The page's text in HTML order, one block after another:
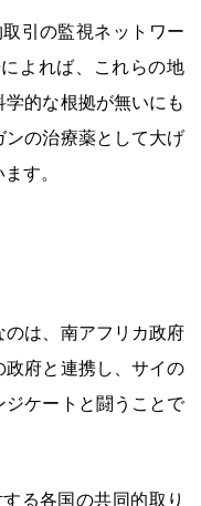
引の監視ネットワー
よれば、これらの地
的な根拠が無いにも
の治療薬として大げ
す。
のは、南アフリカ政府
政府と連携し、サイの
ケートと闘うことで
る各国の共同的取り